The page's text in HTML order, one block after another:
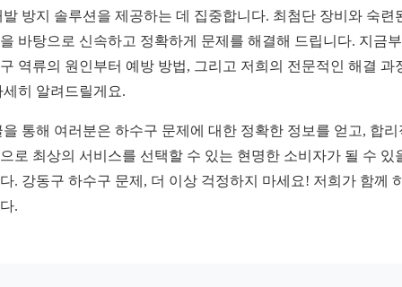
발 방지 솔루션을 제공하는 데 집중합니다. 최첨단 장비와 숙련
바탕으로 신속하고 정확하게 문제를 해결해 드립니다. 지금
역류의 원인부터 예방 방법, 그리고 저희의 전문적인 해결 과
세히 알려드릴게요.
을 통해 여러분은 하수구 문제에 대한 정확한 정보를 얻고, 합리
로 최상의 서비스를 선택할 수 있는 현명한 소비자가 될 수 있
. 강동구 하수구 문제, 더 이상 걱정하지 마세요! 저희가 함께
.